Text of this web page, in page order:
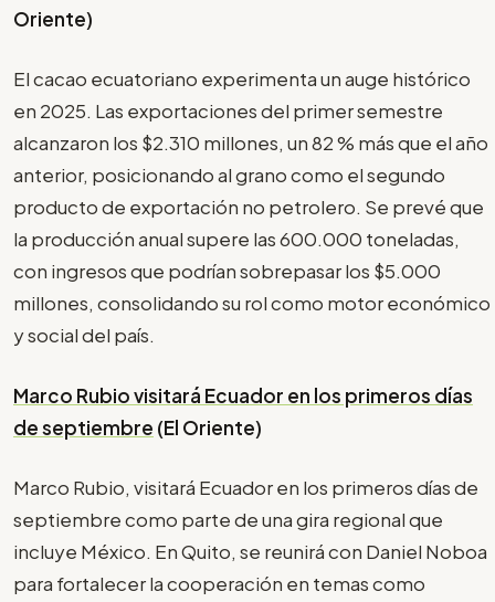
Oriente)
El cacao ecuatoriano experimenta un auge histórico
en 2025. Las exportaciones del primer semestre
alcanzaron los $2.310 millones, un 82 % más que el año
anterior, posicionando al grano como el segundo
producto de exportación no petrolero. Se prevé que
la producción anual supere las 600.000 toneladas,
con ingresos que podrían sobrepasar los $5.000
millones, consolidando su rol como motor económico
y social del país.
Marco Rubio visitará Ecuador en los primeros días
de septiembre (El Oriente)
Marco Rubio, visitará Ecuador en los primeros días de
septiembre como parte de una gira regional que
incluye México. En Quito, se reunirá con Daniel Noboa
para fortalecer la cooperación en temas como